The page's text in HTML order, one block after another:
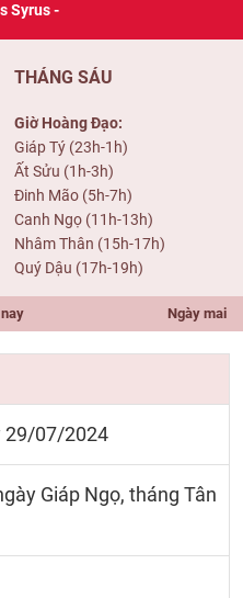
Syrus -
THÁNG SÁU
Giờ Hoàng Đạo:
Giáp Tý (23h-1h)
Ất Sửu (1h-3h)
Đinh Mão (5h-7h)
Canh Ngọ (11h-13h)
Nhâm Thân (15h-17h)
Quý Dậu (17h-19h)
Ngày mai
29/07/2024
Giáp Ngọ, tháng Tân